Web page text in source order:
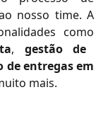
nosso time. A
como
, gestão de
de entregas em
mais.